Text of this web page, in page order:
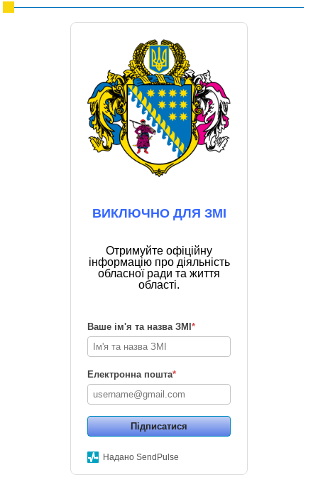
ВИКЛЮЧНО ДЛЯ ЗМІ
Отримуйте офіційну
інформацію про діяльність
обласної ради та життя
області.
Ваше ім'я та назва ЗМІ *
Електронна пошта*
Підписатися
Надано SendPulse